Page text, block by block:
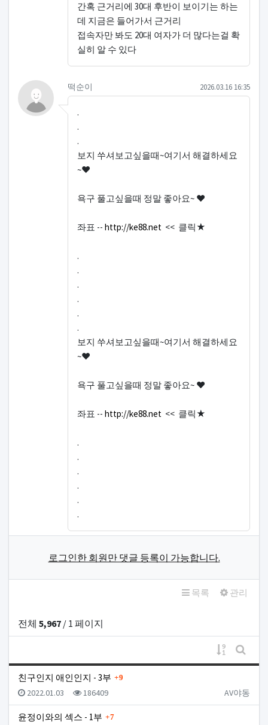
간혹 근거리에 30대 후반이 보이기는 하는
데 지금은 들어가서 근거리
접속자만 봐도 20대 여자가 더 많다는걸 확
실히 알 수 있다
떡순이님의 댓글
떡순이 작성일
2026.03.16 16:35
.
.
.
보지 쑤셔보고싶을때~여기서 해결하세요
~♥
욕구 풀고싶을때 정말 좋아요~ ♥
좌표 -- http://ke88.net << 클릭★
.
.
.
.
.
.
보지 쑤셔보고싶을때~여기서 해결하세요
~♥
욕구 풀고싶을때 정말 좋아요~ ♥
좌표 -- http://ke88.net << 클릭★
.
.
.
.
.
.
로그인한 회원만 댓글 등록이 가능합니다.
목록 관리
전체 5,967 / 1 페이지
게시물 정
게시
친구인지 애인인지 - 3부 댓글
9
등록자
AV야동
등록일
2022.01.03 조회
186409
윤정이와의 섹스 - 1부 댓글
7